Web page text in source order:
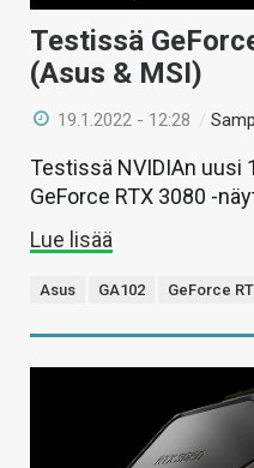
Testissä
(Asus & MSI)
19.1.2022 - 12:28 /
Testissä NVIDIAn uusi
GeForce RTX 3080 -
Lue lisää
Asus GA102 GeForce